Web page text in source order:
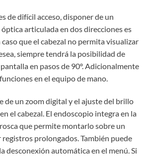
de difícil acceso, disponer de un
articulada en dos direcciones es
que el cabezal no permita visualizar
siempre tendrá la posibilidad de
en pasos de 90º. Adicionalmente
en el equipo de mano.
de un zoom digital y el ajuste del brillo
el cabezal. El endoscopio integra en la
que permite montarlo sobre un
prolongados. También puede
desconexión automática en el menú. Si